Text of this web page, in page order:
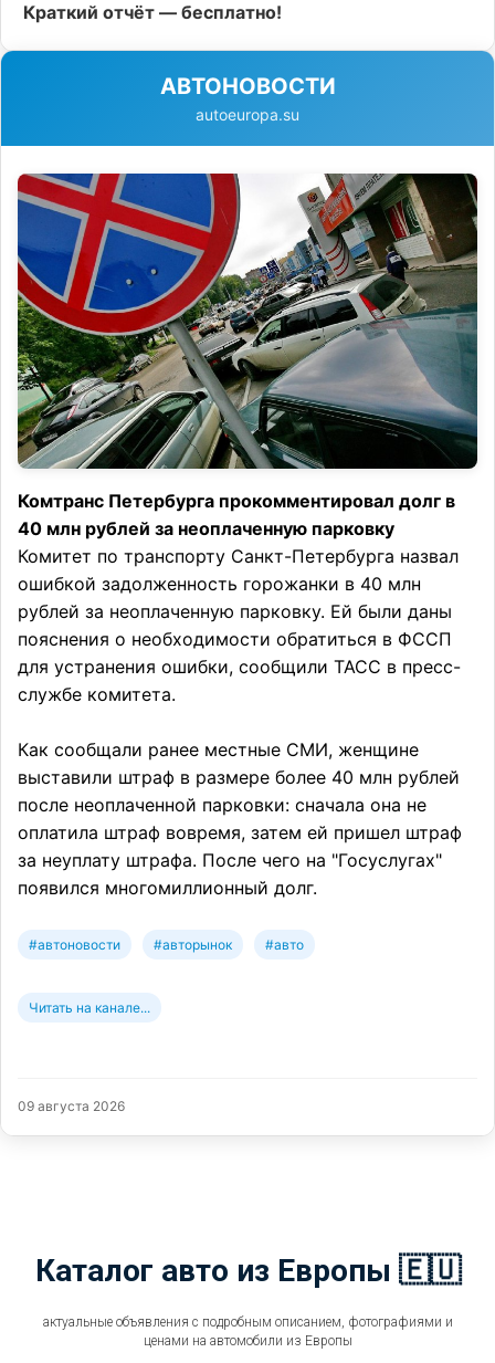
Краткий отчёт — бесплатно!
АВТОНОВОСТИ
autoeuropa.su
Комтранс Петербурга прокомментировал долг в
40 млн рублей за неоплаченную парковку
Комитет по транспорту Санкт-Петербурга назвал
ошибкой задолженность горожанки в 40 млн
рублей за неоплаченную парковку. Ей были даны
пояснения о необходимости обратиться в ФССП
для устранения ошибки, сообщили ТАСС в пресс-
службе комитета.
Как сообщали ранее местные СМИ, женщине
выставили штраф в размере более 40 млн рублей
после неоплаченной парковки: сначала она не
оплатила штраф вовремя, затем ей пришел штраф
за неуплату штрафа. После чего на "Госуслугах"
появился многомиллионный долг.
#автоновости #авторынок #авто
Читать на канале...
09 августа 2026
Каталог авто из Европы 🇪🇺
актуальные объявления с подробным описанием, фотографиями и
ценами на автомобили из Европы